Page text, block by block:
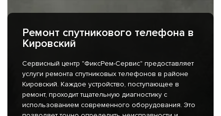
Ремонт спутникового телефона в
Кировский
Сервисный центр "ФиксРем-Сервис" предоставляет
услуги ремонта спутниковых телефонов в районе
Кировский. Каждое устройство, поступающее в
ремонт, проходит тщательную диагностику с
использованием современного оборудования. Это